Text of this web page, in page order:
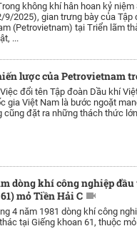
không khí hân hoan kỷ
2025), gian trưng bày của Tập
(Petrovietnam) tại Triển lãm
...
lược của Petrovietnam
đổi tên Tập đoàn Dầu khí
gia Việt Nam là bước ngoặt
cũng đặt ra những thách thức
dòng khí công nghiệp
mỏ Tiền Hải C
4 năm 1981 dòng khí công
tại Giếng khoan 61, thuộc